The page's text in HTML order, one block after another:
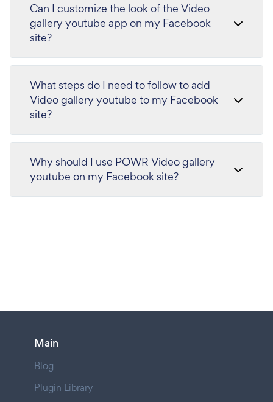
Can I customize the look of the Video
gallery youtube app on my Facebook
site?
What steps do I need to follow to add
Video gallery youtube to my Facebook
site?
Why should I use POWR Video gallery
youtube on my Facebook site?
Main
Blog
Plugin Library